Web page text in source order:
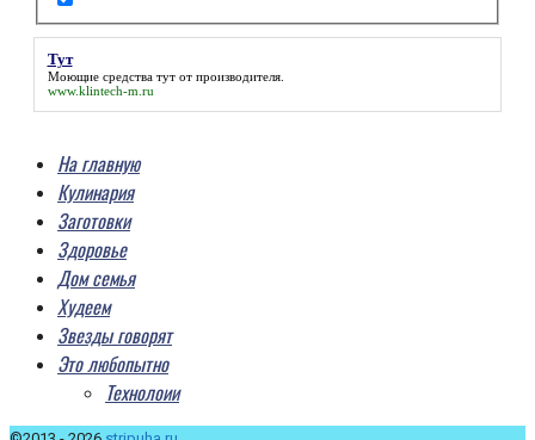
Тут
Моющие средства тутот производителя.
www.klintech-m.ru
На главную
Кулинария
Заготовки
Здоровье
Дом семья
Худеем
Звезды говорят
Это любопытно
Технолоии